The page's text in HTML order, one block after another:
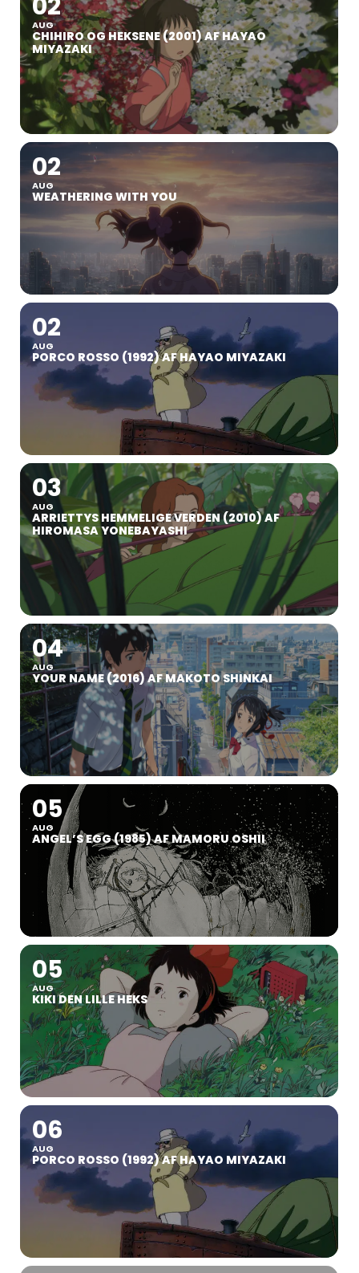
02
AUG
CHIHIRO OG HEKSENE (2001) AF HAYAO
MIYAZAKI
02
AUG
WEATHERING WITH YOU
02
AUG
PORCO ROSSO (1992) AF HAYAO MIYAZAKI
03
AUG
ARRIETTYS HEMMELIGE VERDEN (2010) AF
HIROMASA YONEBAYASHI
04
AUG
YOUR NAME (2016) AF MAKOTO SHINKAI
05
AUG
ANGEL’S EGG (1985) AF MAMORU OSHII
05
AUG
KIKI DEN LILLE HEKS
06
AUG
PORCO ROSSO (1992) AF HAYAO MIYAZAKI